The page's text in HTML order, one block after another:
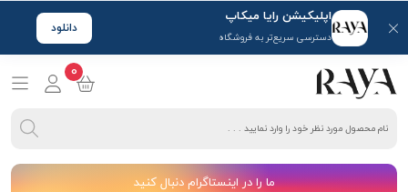
اپلیکیشن رایا میکاپ
دسترسی سریع‌تر به فروشگاه
دانلود
0
ما را در اینستاگرام دنبال کنید